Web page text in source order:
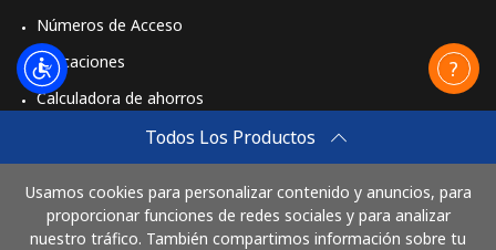
Todos Los Productos
Usamos cookies para personalizar contenido y anuncios, para
proporcionar funciones de redes sociales y para analizar
nuestro tráfico. También compartimos información sobre tu
Números de Acceso
Aplicaciones
Calculadora de ahorros
Comprar
Cómo funciona